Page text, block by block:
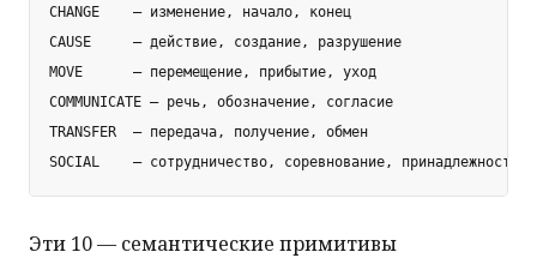
CHANGE    — изменение, начало, конец
CAUSE     — действие, создание, разрушение
MOVE      — перемещение, прибытие, уход
COMMUNICATE — речь, обозначение, согласие
TRANSFER  — передача, получение, обмен
Эти 10 — семантические примитивы